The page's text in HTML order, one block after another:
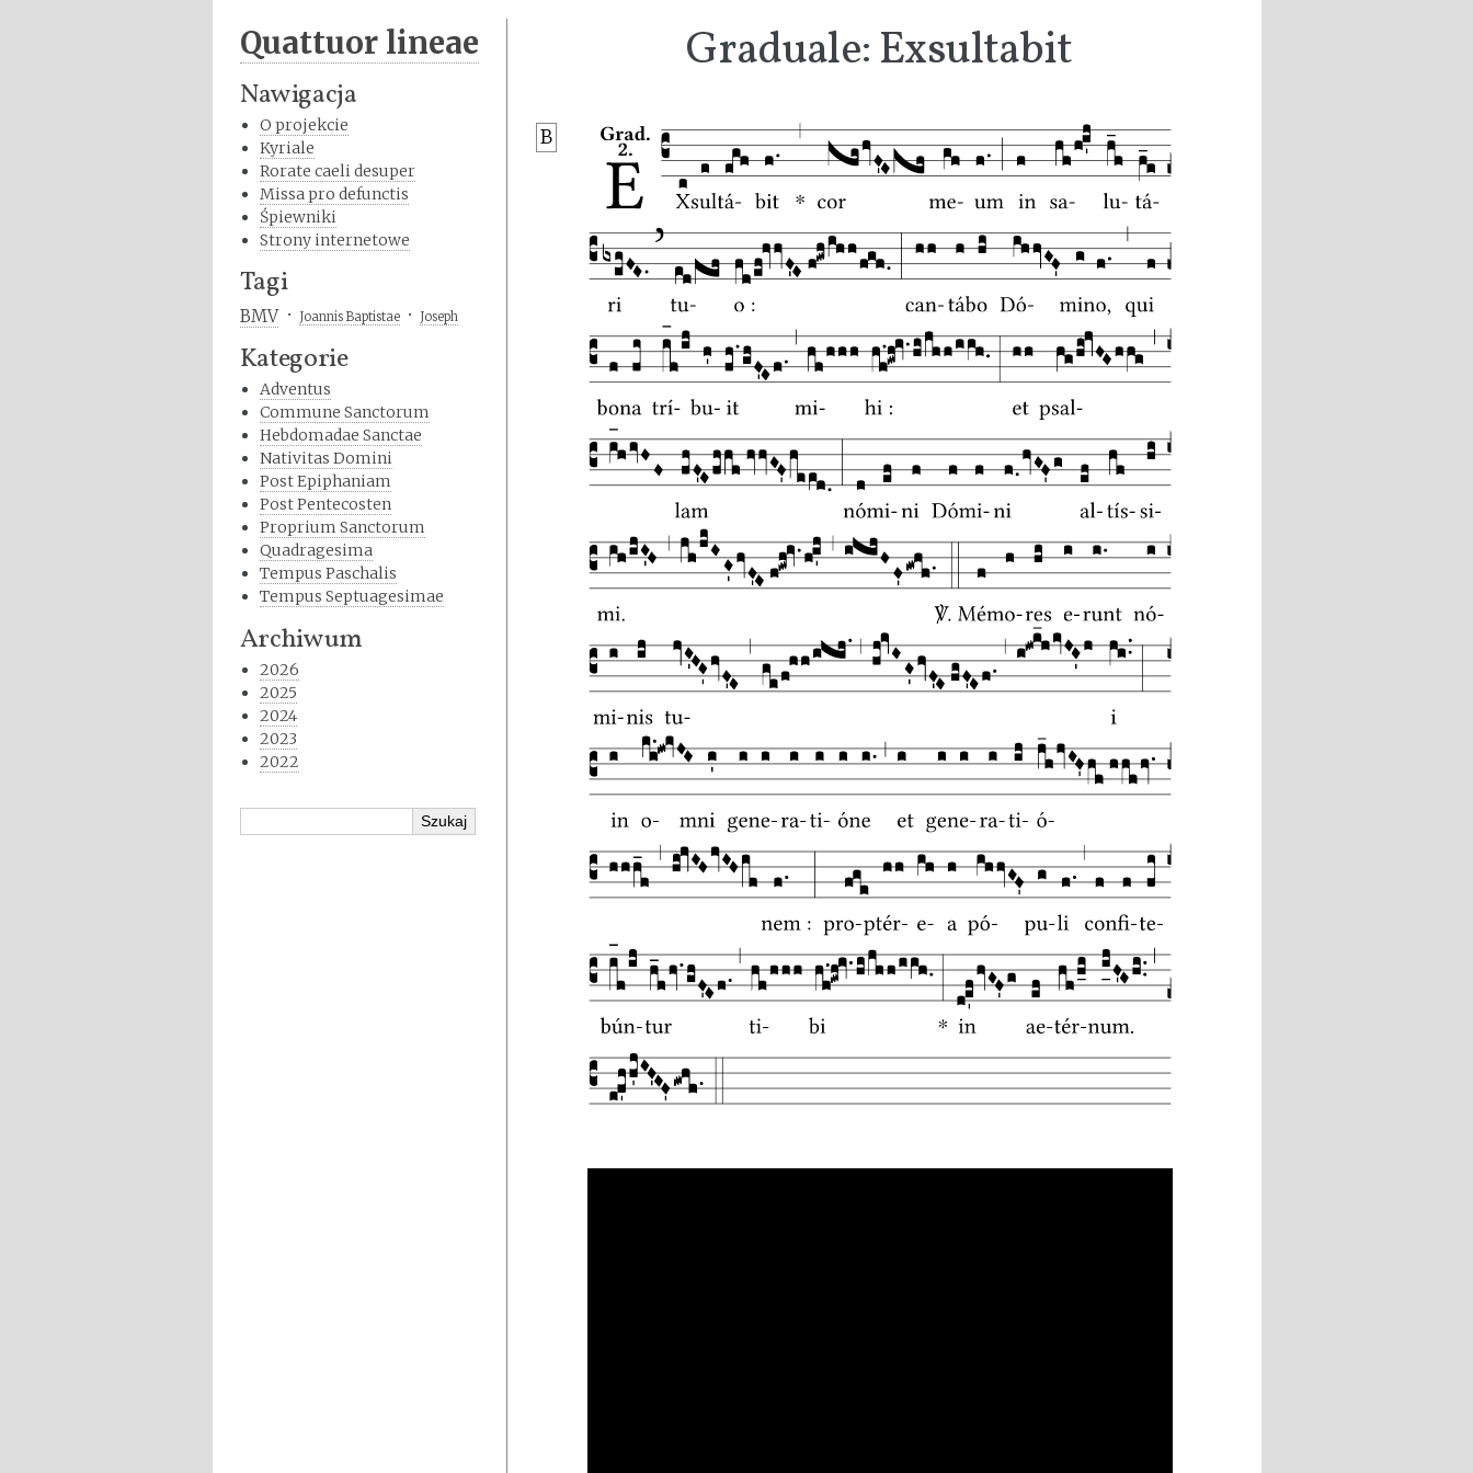
Graduale: Exsultabit
B
Quattuor lineae
Nawigacja
O projekcie
Kyriale
Rorate caeli desuper
Missa pro defunctis
Śpiewniki
Strony internetowe
Tagi
BMV Joannis Baptistae Joseph
Kategorie
Adventus
Commune Sanctorum
Hebdomadae Sanctae
Nativitas Domini
Post Epiphaniam
Post Pentecosten
Proprium Sanctorum
Quadragesima
Tempus Paschalis
Tempus Septuagesimae
Archiwum
2026
2025
2024
2023
2022